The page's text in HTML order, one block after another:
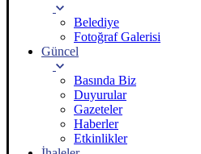
Belediye
Fotoğraf Galerisi
Güncel
Basında Biz
Duyurular
Gazeteler
Haberler
Etkinlikler